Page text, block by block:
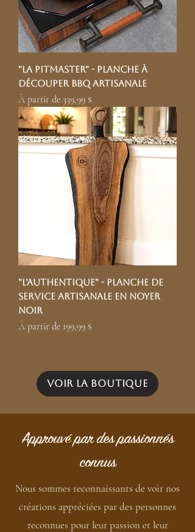
"La Pitmaster" - Planche à
découper BBQ artisanale
À partir de 339,99 $
Prix promotionnel
"L'authentique" - Planche de
service artisanale en noyer
noir
À partir de 199,99 $
Prix promotionnel
1 / 5
Voir la boutique
Approuvé par des passionnés
connus
Nous sommes reconnaissants de voir nos
créations appréciées par des personnes
reconnues pour leur passion et leur